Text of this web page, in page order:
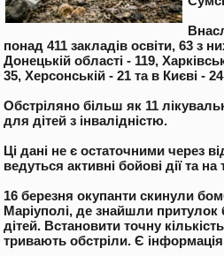
понад 411 закладів освіти, 63 з
Донецькій області - 119,
35, Херсонській - 21 та в Києві -
Обстріляно більш як 11
для дітей з інвалідністю.
Ці дані не є остаточними через
ведуться активні бойові дії та
16 березня окупанти скинули
Маріуполі, де знайшли притулок
дітей. Встановити точну
тривають обстріли. Є